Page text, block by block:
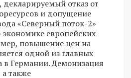
отказ от
и допущение
«Северный поток-2»
европейских
повышение цен на
одной из главных
в Германии. Демонизация
также